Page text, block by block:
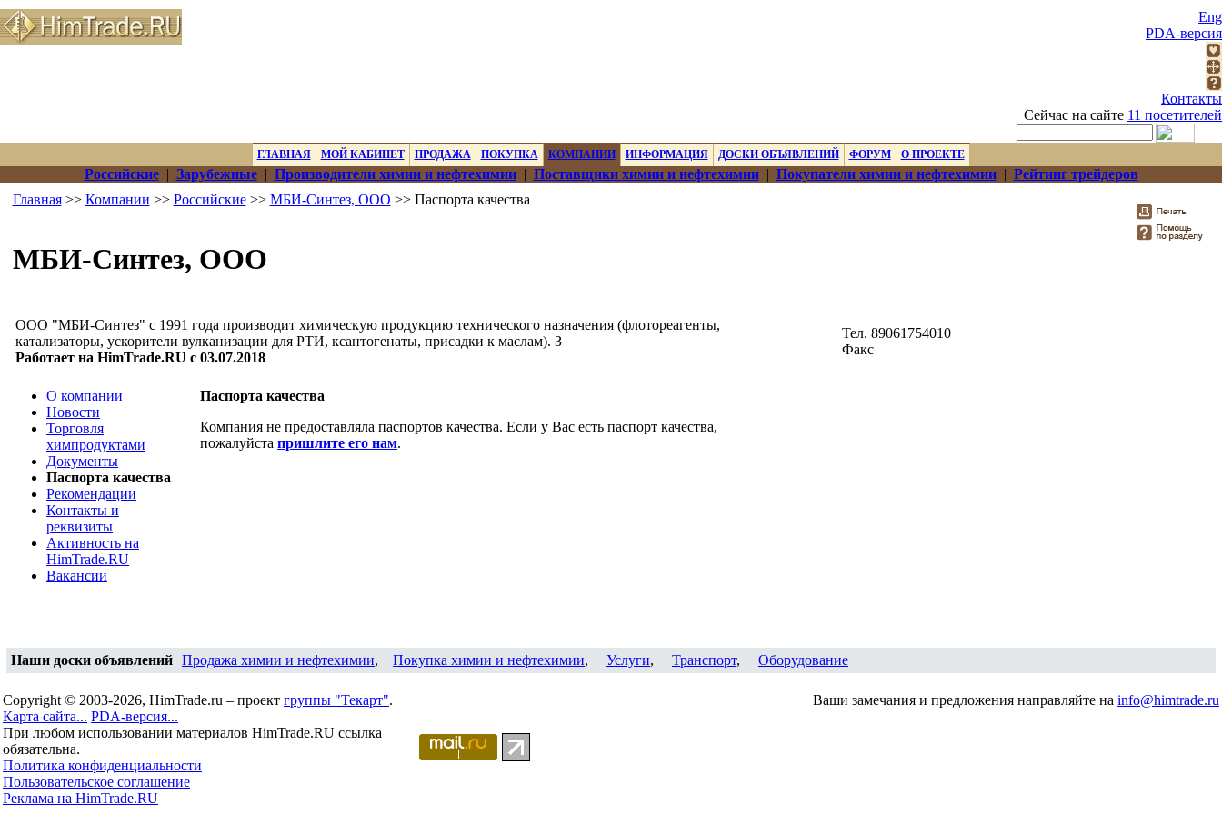
Eng
PDA-версия
Контакты
Сейчас на сайте 11 посетителей
ГЛАВНАЯ МОЙ КАБИНЕТ ПРОДАЖА ПОКУПКА КОМПАНИИ ИНФОРМАЦИЯ ДОСКИ ОБЪЯВЛЕНИЙ ФОРУМ О ПРОЕКТЕ
Российские| Зарубежные| Производители химии и нефтехимии| Поставщики химии и нефтехимии| Покупатели химии и нефтехимии| Рейтинг трейдеров
Главная>> Компании >> Российские>> МБИ-Синтез, ООО >> Паспорта качества
МБИ-Синтез, ООО
ООО "МБИ-Синтез" с 1991 года производит химическую продукцию технического назначения (флотореагенты,
катализаторы, ускорители вулканизации для РТИ, ксантогенаты, присадки к маслам). З
Работает на HimTrade.RU с 03.07.2018
Тел. 89061754010
Факс
О компании
Новости
Торговля
химпродуктами
Документы
Паспорта качества
Рекомендации
Контакты и
реквизиты
Активность на
HimTrade.RU
Вакансии
Паспорта качества
Компания не предоставляла паспортов качества. Если у Вас есть паспорт качества,
пожалуйста пришлите его нам.
Наши доски объявлений Продажа химии и нефтехимии, Покупка химии и нефтехимии, Услуги, Транспорт, Оборудование
Copyright © 2003-2026, HimTrade.ru – проект группы "Текарт".
Карта сайта... PDA-версия...
При любом использовании материалов HimTrade.RU ссылка
обязательна.
Политика конфиденциальности
Пользовательское соглашение
Реклама на HimTrade.RU
Ваши замечания и предложения направляйте на info@himtrade.ru